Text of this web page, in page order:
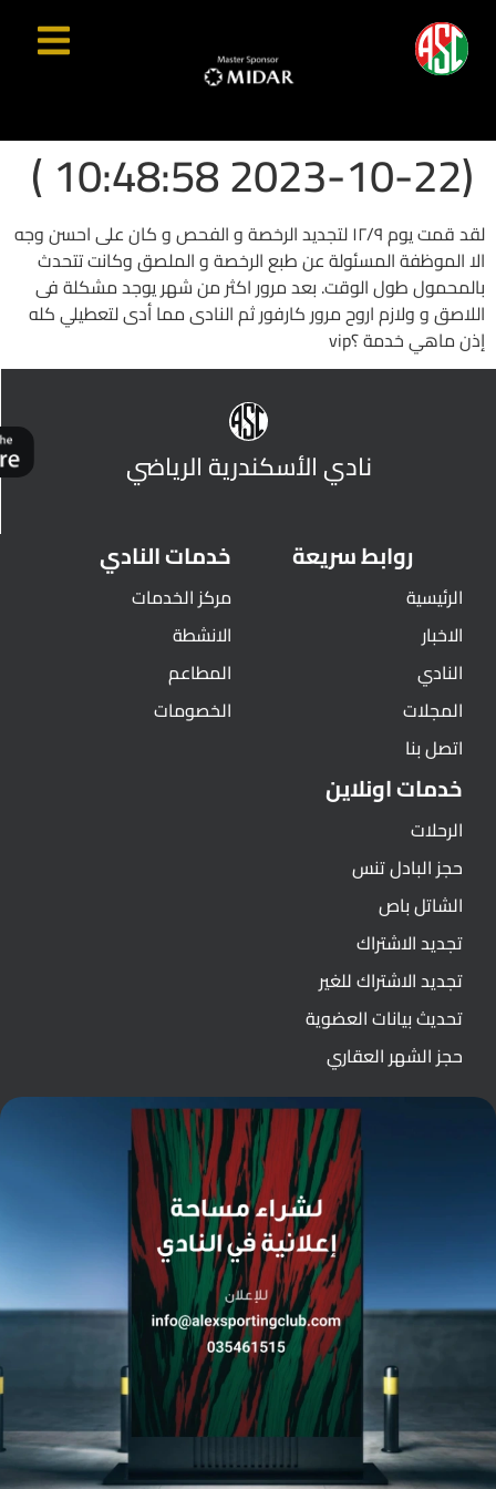
(2023-10-22 10:48:58 )
لقد قمت يوم ١٢/٩ لتجديد الرخصة و الفحص و كان على احسن وجه
الا الموظفة المسئولة عن طبع الرخصة و الملصق وكانت تتحدث
بالمحمول طول الوقت. بعد مرور اكثر من شهر يوجد مشكلة فى
اللاصق و ولازم اروح مرور كارفور ثم النادى مما أدى لتعطيلي كله
إذن ماهي خدمة ؟vip
نادي الأسكندرية الرياضي
روابط سريعة
الرئيسية
الاخبار
النادي
المجلات
اتصل بنا
خدمات النادي
مركز الخدمات
الانشطة
المطاعم
الخصومات
خدمات اونلاين
الرحلات
حجز البادل تنس
الشاتل باص
تجديد الاشتراك
تجديد الاشتراك للغير
تحديث بيانات العضوية
حجز الشهر العقاري